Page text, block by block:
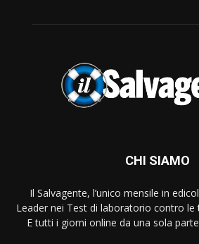
CHI SIAMO
Il Salvagente, l’unico mensile in
Leader nei Test di laboratorio contro
E tutti i giorni online da una sola